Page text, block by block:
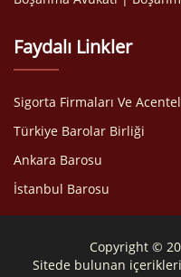
Faydalı Linkler
Sigorta Firmaları Ve
Türkiye Barolar Birliği
Ankara Barosu
İstanbul Barosu
Copyright ©
Sitede bulunan